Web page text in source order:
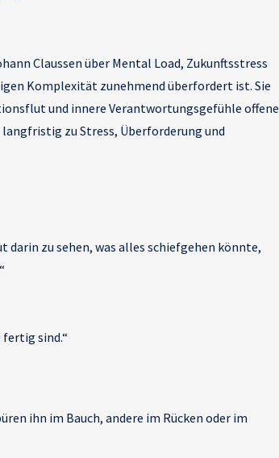
Claussen über Mental Load, Zukunftsstress
Komplexität zunehmend überfordert ist. Sie
und innere Verantwortungsgefühle offene
langfristig zu Stress, Überforderung und
darin zu sehen, was alles schiefgehen könnte,
fertig sind.“
ihn im Bauch, andere im Rücken oder im